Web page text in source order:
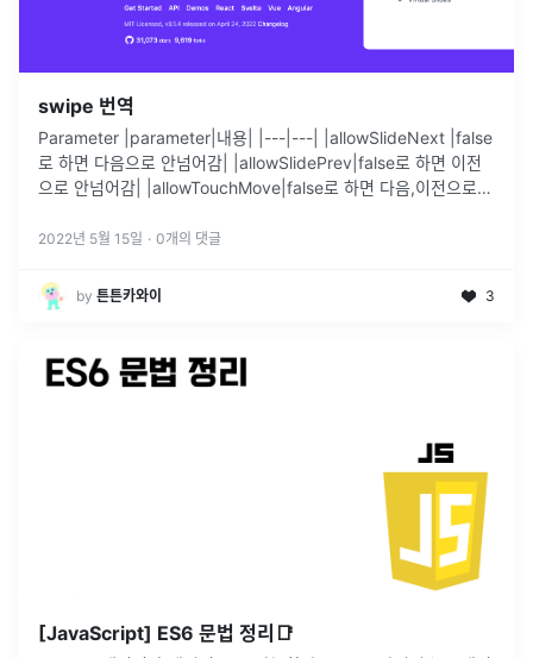
swipe 번역
Parameter |parameter|내용| |---|---| |allowSlideNext |false
로 하면 다음으로 안넘어감| |allowSlidePrev|false로 하면 이전
으로 안넘어감| |allowTouchMove|false로 하면 다음,이전으로
2022년 5월 15일 · 0개의 댓글
by 튼튼카와이 3
[JavaScript] ES6 문법 정리📑